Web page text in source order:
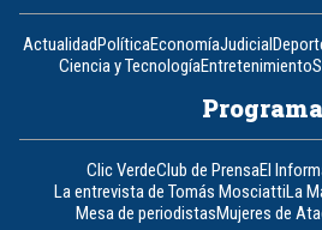
ActualidadPolíticaEconomíaJudicial
Ciencia y TecnologíaEntretenimiento
Clic VerdeClub de PrensaEl
La entrevista de Tomás MosciattiLa
Mesa de periodistasMujeres de